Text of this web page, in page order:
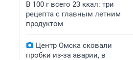
В 100 г всего 23 ккал: три
рецепта с главным летним
продуктом
Центр Омска сковали
пробки из-за аварии, в